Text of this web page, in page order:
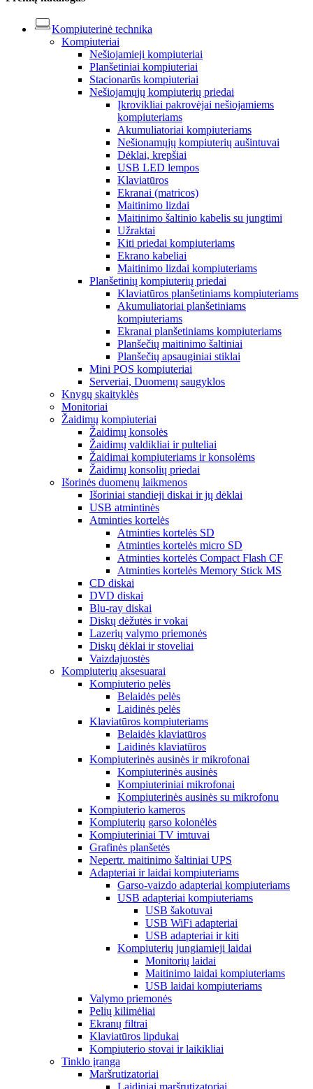
Kompiuterinė technika
Kompiuteriai
Nešiojamieji kompiuteriai
Planšetiniai kompiuteriai
Stacionarūs kompiuteriai
Nešiojamųjų kompiuterių priedai
Įkrovikliai pakrovėjai nešiojamiems
kompiuteriams
Akumuliatoriai kompiuteriams
Nešionamųjų kompiuterių aušintuvai
Dėklai, krepšiai
USB LED lempos
Klaviatūros
Ekranai (matricos)
Maitinimo lizdai
Maitinimo šaltinio kabelis su jungtimi
Užraktai
Kiti priedai kompiuteriams
Ekrano kabeliai
Maitinimo lizdai kompiuteriams
Planšetinių kompiuterių priedai
Klaviatūros planšetiniams kompiuteriams
Akumuliatoriai planšetiniams
kompiuteriams
Ekranai planšetiniams kompiuteriams
Planšečių maitinimo šaltiniai
Planšečių apsauginiai stiklai
Mini POS kompiuteriai
Serveriai, Duomenų saugyklos
Knygų skaityklės
Monitoriai
Žaidimų kompiuteriai
Žaidimų konsolės
Žaidimų valdikliai ir pulteliai
Žaidimai kompiuteriams ir konsolėms
Žaidimų konsolių priedai
Išorinės duomenų laikmenos
Išoriniai standieji diskai ir jų dėklai
USB atmintinės
Atminties kortelės
Atminties kortelės SD
Atminties kortelės micro SD
Atminties kortelės Compact Flash CF
Atminties kortelės Memory Stick MS
CD diskai
DVD diskai
Blu-ray diskai
Diskų dėžutės ir vokai
Lazerių valymo priemonės
Diskų dėklai ir stoveliai
Vaizdajuostės
Kompiuterių aksesuarai
Kompiuterio pelės
Belaidės pelės
Laidinės pelės
Klaviatūros kompiuteriams
Belaidės klaviatūros
Laidinės klaviatūros
Kompiuterinės ausinės ir mikrofonai
Kompiuterinės ausinės
Kompiuteriniai mikrofonai
Kompiuterinės ausinės su mikrofonu
Kompiuterio kameros
Kompiuterių garso kolonėlės
Kompiuteriniai TV imtuvai
Grafinės planšetės
Nepertr. maitinimo šaltiniai UPS
Adapteriai ir laidai kompiuteriams
Garso-vaizdo adapteriai kompiuteriams
USB adapteriai kompiuteriams
USB šakotuvai
USB WiFi adapteriai
USB adapteriai ir kiti
Kompiuterių jungiamieji laidai
Monitorių laidai
Maitinimo laidai kompiuteriams
USB laidai kompiuteriams
Valymo priemonės
Pelių kilimėliai
Ekranų filtrai
Klaviatūros lipdukai
Kompiuterio stovai ir laikikliai
Tinklo įranga
Maršrutizatoriai
Laidiniai maršrutizatoriai